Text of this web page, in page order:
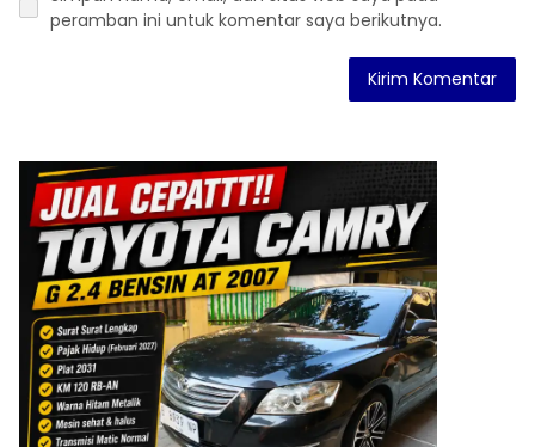
peramban ini untuk komentar saya berikutnya.